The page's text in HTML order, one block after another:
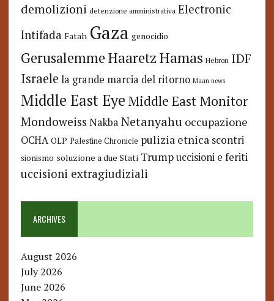
demolizioni detenzione amministrativa Electronic
Intifada Fatah Gaza genocidio
GerusalemmeHaaretzHamas Hebron IDF
Israele la grande marcia del ritorno Maan news
Middle East Eye Middle East Monitor
Mondoweiss Nakba Netanyahu occupazione
OCHA OLP Palestine Chronicle pulizia etnica scontri
sionismo soluzione a due Stati Trump uccisioni e feriti
uccisioni extragiudiziali
ARCHIVES
August 2026
July 2026
June 2026